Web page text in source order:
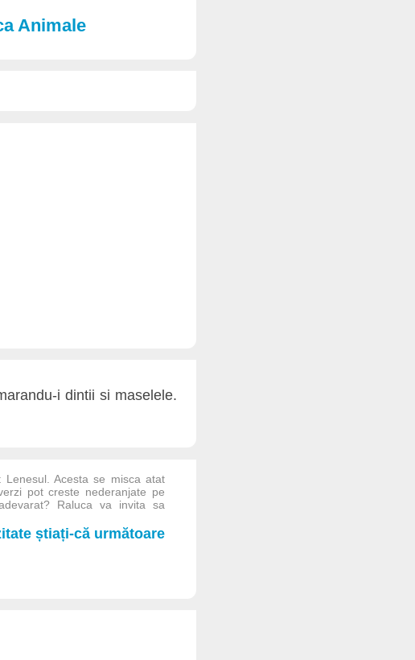
Animale
i dintii si maselele.
Lenesul. Acesta se misca atat
pot creste nederanjate pe
Raluca va invita sa
știați-că următoare